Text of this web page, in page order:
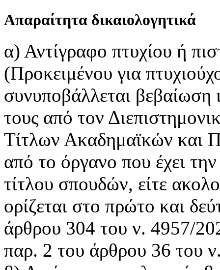
Απαραίτητα δικαιολογητικά
α) Αντίγραφο πτυχίου ή
(Προκειμένου για
συνυποβάλλεται βεβαίωση
τους από τον
Τίτλων Ακαδημαϊκών
από το όργανο που έχει
τίτλου σπουδών, είτε
ορίζεται στο πρώτο και
άρθρου 304 του ν. 4957/
παρ. 2 του άρθρου 36 του